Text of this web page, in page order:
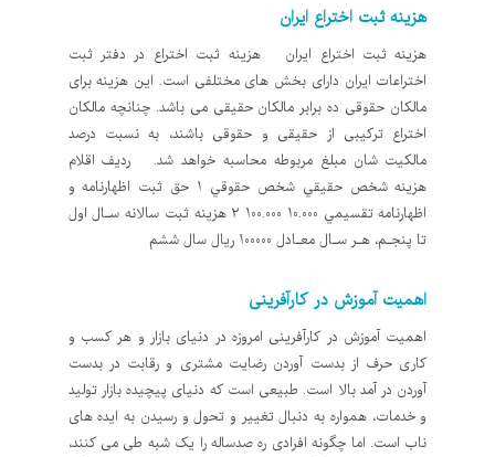
هزینه ثبت اختراع ایران
هزینه ثبت اختراع ایران هزینه ثبت اختراع در دفتر ثبت
اختراعات ایران دارای بخش های مختلفی است. این هزینه برای
مالکان حقوقی ده برابر مالکان حقیقی می باشد. چنانچه مالکان
اختراع ترکیبی از حقیقی و حقوقی باشند، به نسبت درصد
مالکیت شان مبلغ مربوطه محاسبه خواهد شد. ردیف اقلام
هزينه شخص حقيقي شخص حقوقي 1 حق ثبت اظهارنامه و
اظهارنامه تقسيمي 10.000 100.000 2 هزينه ثبت سالانه سـال اول
تا پنجـم، هـر سـال معـادل 100000 ريال سال ششم
اهمیت آموزش در کارآفرینی
اهمیت آموزش در کارآفرینی امروزه در دنیای بازار و هر کسب و
کاری حرف از بدست آوردن رضایت مشتری و رقابت در بدست
آوردن در آمد بالا است. طبیعی است که دنیای پیچیده بازار تولید
و خدمات، همواره به دنبال تغییر و تحول و رسیدن به ایده های
ناب است. اما چگونه افرادی ره صدساله را یک شبه طی می کنند،